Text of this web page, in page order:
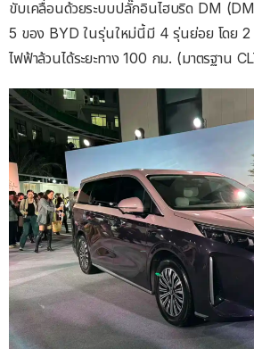
ขับเคลื่อนด้วยระบบปลั๊กอินไฮบริด DM
5 ของ BYD ในรุ่นใหม่นี้มี 4 รุ่นย่อย โดย 2
ไฟฟ้าล้วนได้ระยะทาง 100 กม. (มาตรฐาน